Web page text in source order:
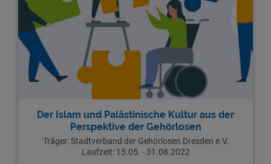
Der Islam und Palästinische Kultur aus der
Perspektive der Gehörlosen
Träger:Stadtverband der Gehörlosen Dresden e.V.
Laufzeit: 15.05. - 31.08.2022